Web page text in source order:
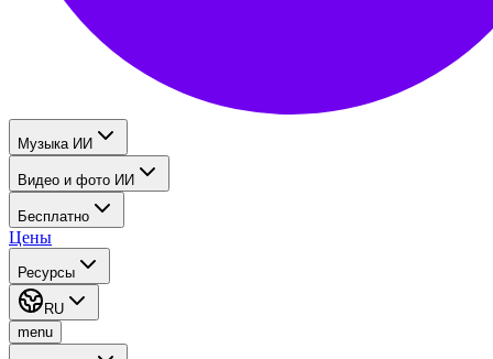
Музыка ИИ
Видео и фото ИИ
Бесплатно
Цены
Ресурсы
RU
menu